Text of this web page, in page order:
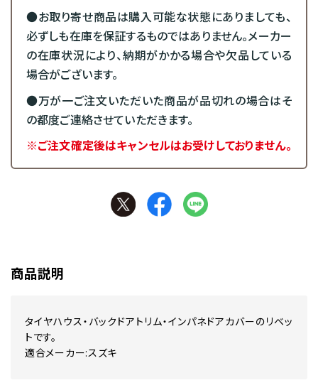
●お取り寄せ商品は購入可能な状態にありましても、
必ずしも在庫を保証するものではありません。メーカー
の在庫状況により、納期がかかる場合や欠品している
場合がございます。
●万が一ご注文いただいた商品が品切れの場合はそ
の都度ご連絡させていただきます。
※ご注文確定後はキャンセルはお受けしておりません。
商品説明
タイヤハウス・バックドアトリム・インパネドアカバーのリベッ
トです。
適合メーカー:スズキ